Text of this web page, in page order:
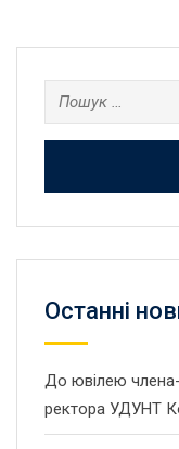
Пошук:
Останнi
До ювілею
ректора УДУНТ